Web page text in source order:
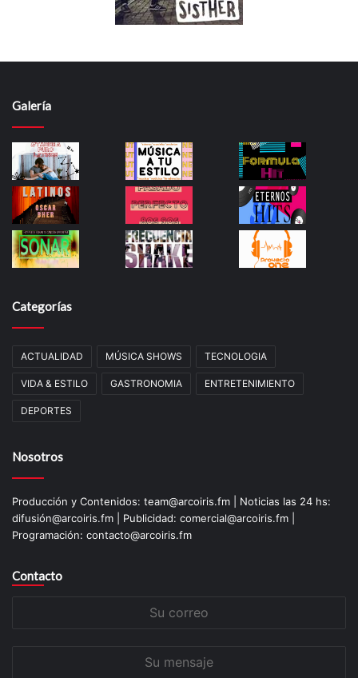
Galería
Categorías
ACTUALIDAD MÚSICA SHOWS TECNOLOGIA
VIDA & ESTILO GASTRONOMIA ENTRETENIMIENTO
DEPORTES
Nosotros
Producción y Contenidos: team@arcoiris.fm | Noticias las 24 hs:
difusión@arcoiris.fm | Publicidad: comercial@arcoiris.fm |
Programación: contacto@arcoiris.fm
Contacto